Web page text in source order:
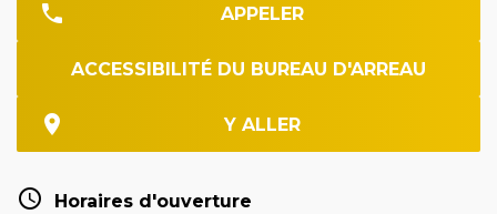
APPELER
ACCESSIBILITÉ DU BUREAU D'ARREAU
Y ALLER
Horaires d'ouverture